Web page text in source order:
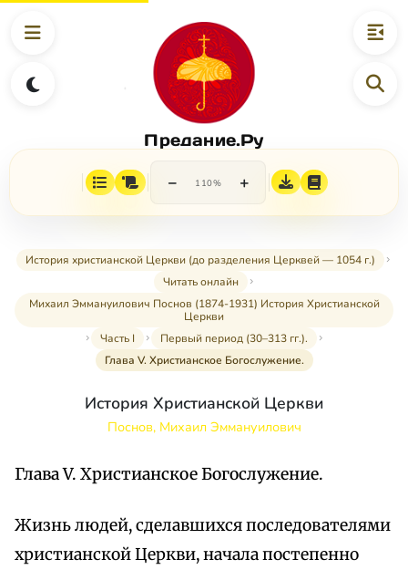
Предание.Ру
− 110% +
История христианской Церкви (до разделения Церквей — 1054 г.)
Читать онлайн
Михаил Эммануилович Поснов (1874-1931) История Христианской
Церкви
Часть I
Первый период (30–313 гг.).
Глава V. Христианское Богослужение.
История Христианской Церкви
Поснов, Михаил Эммануилович
Глава V. Христианское Богослужение.
Жизнь людей, сделавшихся последователями
христианской Церкви, начала постепенно